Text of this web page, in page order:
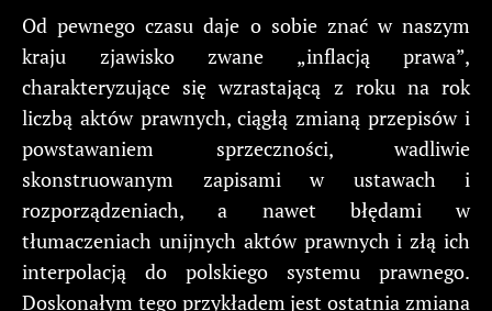
Od pewnego czasu daje o sobie znać w naszym
kraju zjawisko zwane „inflacją prawa”,
charakteryzujące się wzrastającą z roku na rok
liczbą aktów prawnych, ciągłą zmianą przepisów i
powstawaniem sprzeczności, wadliwie
skonstruowanym zapisami w ustawach i
rozporządzeniach, a nawet błędami w
tłumaczeniach unijnych aktów prawnych i złą ich
interpolacją do polskiego systemu prawnego.
Doskonałym tego przykładem jest ostatnia zmiana